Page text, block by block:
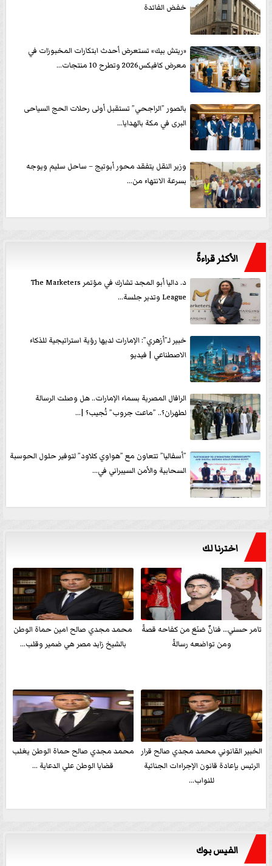
خفض الفائدة
«ريتش بيك» تستعرض أحدث ابتكارات المخبوزات في
معرض كافيكس2026 وتطرح 10 منتجات...
بالصور ”الراجحي” تستقبل أولى رحلات الحج السياحى
البرى في مكة بالهدايا...
وزير النقل يتفقد محور أبوتيج – ساحل سليم ويوجه
بسرعة الانتهاء من...
الأكثر قراءةً
د. داليا أبو المجد تشارك في مؤتمر The Marketers
League وتدير جلسة...
خبير لـ”أزهري”: الإمارات لديها رؤية استراتيجية للذكاء
الاصطناعي | فيديو
الرافال المصرية بسماء الإمارات.. هل وصلت الرسالة
لطهران؟.. ”ماعت جروب” تُجيب؟ |...
”أسفاليا” تتعاون مع ”هواوي كلاود” لتوفير حلول الحوسبة
السحابية والأمن السيبراني في...
اخترنا لك
تامر حسني… فنانٌ صَنَعَ من كفاحه قصةً
ومن تواضعه رسالةً
محمد مجدي صالح امين حماة الوطن
بالشيخ زايد مصر هي ضمير وقلب...
الخبير القانوني محمد مجدي صالح قرار
الرئيس بإعادة قانون الإجراءات الجنائية
للنواب...
محمد مجدي صالح حماة الوطن يغلب
قضايا الوطن علي الدعاية ...
الفيس بوك